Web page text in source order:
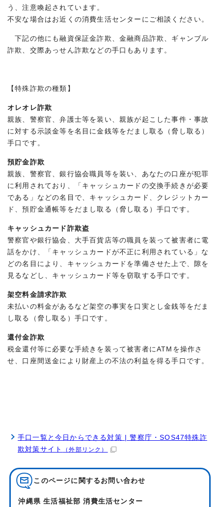
う、注意喚起されています。
不安な場合はお近くの消費生活センターにご相談ください。
下記の他にも融資保証金詐欺、金融商品詐欺、ギャンブル
詐欺、交際あっせん詐欺などの手口もあります。
【特殊詐欺の種類】
オレオレ詐欺
親族、警察官、弁護士等を装い、親族が起こした事件・事故
に対する示談金等を名目に金銭等をだまし取る（脅し取る）
手口です。
預貯金詐欺
親族、警察官、銀行協会職員等を装い、あなたの口座が犯罪
に利用されており、「キャッシュカードの交換手続きが必要
である」などの名目で、キャッシュカード、クレジットカー
ド、預貯金通帳等をだまし取る（脅し取る）手口です。
キャッシュカード詐欺盗
警察官や銀行協会、大手百貨店等の職員を装って被害者に電
話をかけ、「キャッシュカードが不正に利用されている」な
どの名目により、キャッシュカードを準備させた上で、隙を
見るなどし、キャッシュカード等を窃取する手口です。
架空料金請求詐欺
未払いの料金があるなど架空の事実を口実とし金銭等をだま
し取る（脅し取る）手口です。
還付金詐欺
税金還付等に必要な手続きを装って被害者にATMを操作さ
せ、口座間送金により財産上の不法の利益を得る手口です。
手口一覧と今日からできる対策 | 警察庁・SOS47特殊詐
欺対策サイト
（外部リンク）
このページに関する お問い合わせ
沖縄県 生活福祉部 消費生活センター